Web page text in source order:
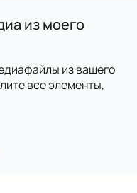
из моего
из вашего
все элементы,